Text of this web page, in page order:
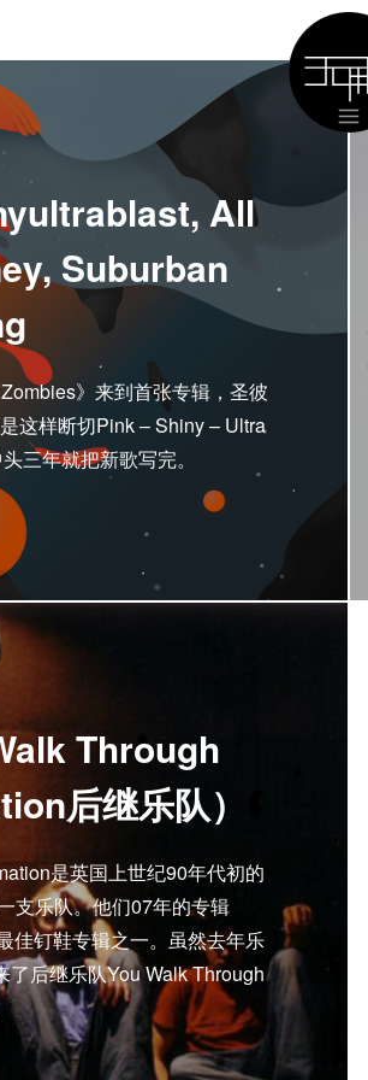
All
Suburban
》来到首张专辑，圣彼
这样断切Pink – Shiny – Ultra
三年就把新歌写完。
Through
后继乐队）
是英国上世纪90年代初的
支乐队。他们07年的专辑
佳钉鞋专辑之一。虽然去年乐
后继乐队You Walk Through